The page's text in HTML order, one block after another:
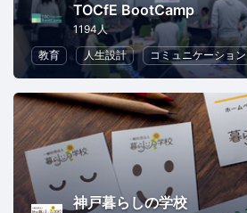
TOCfE BootCamp
1194人
教育
人生設計 コミュニケーション
神戸暮らしの学校